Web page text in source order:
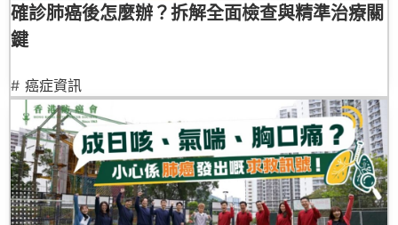
確診肺癌後怎麼辦？拆解全面檢查與精準治療關
鍵
# 癌症資訊